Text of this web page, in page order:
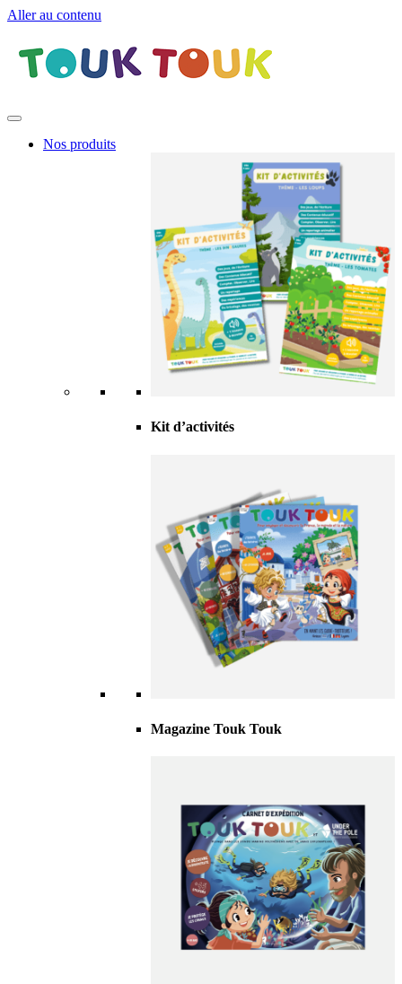
Aller au contenu
Nos produits
Kit d’activités
Magazine Touk Touk